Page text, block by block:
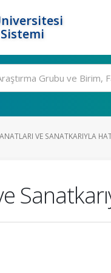
VE SANATKARIYLA